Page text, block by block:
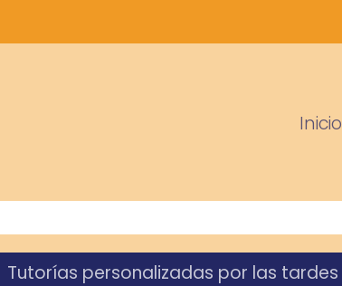
Inicio
Tutorías personalizadas por las tardes